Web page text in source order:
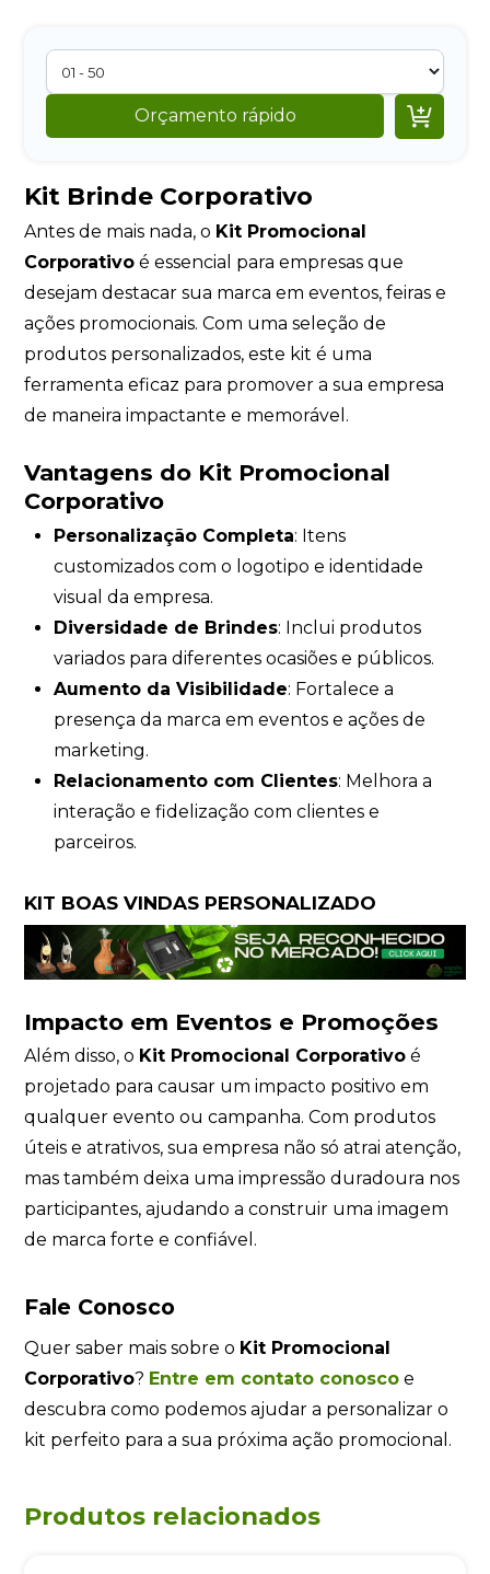
Orçamento rápido 
Kit Brinde Corporativo
Antes de mais nada, o Kit Promocional
Corporativo é essencial para empresas que
desejam destacar sua marca em eventos, feiras e
ações promocionais. Com uma seleção de
produtos personalizados, este kit é uma
ferramenta eficaz para promover a sua empresa
de maneira impactante e memorável.
Vantagens do Kit Promocional
Corporativo
Personalização Completa: Itens
customizados com o logotipo e identidade
visual da empresa.
Diversidade de Brindes: Inclui produtos
variados para diferentes ocasiões e públicos.
Aumento da Visibilidade: Fortalece a
presença da marca em eventos e ações de
marketing.
Relacionamento com Clientes: Melhora a
interação e fidelização com clientes e
parceiros.
KIT BOAS VINDAS PERSONALIZADO
Impacto em Eventos e Promoções
Além disso, o Kit Promocional Corporativo é
projetado para causar um impacto positivo em
qualquer evento ou campanha. Com produtos
úteis e atrativos, sua empresa não só atrai atenção,
mas também deixa uma impressão duradoura nos
participantes, ajudando a construir uma imagem
de marca forte e confiável.
Fale Conosco
Quer saber mais sobre o Kit Promocional
Corporativo? Entre em contato conosco e
descubra como podemos ajudar a personalizar o
kit perfeito para a sua próxima ação promocional.
Produtos relacionados